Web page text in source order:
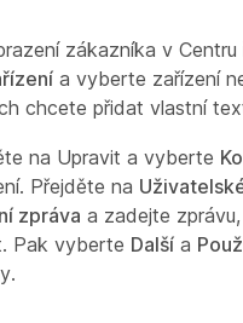
zákazníka v Centru
a vyberte zařízení
chcete přidat vlastní
na Upravit a vyberte
Přejděte na
zpráva a zadejte
Pak vyberte Další a